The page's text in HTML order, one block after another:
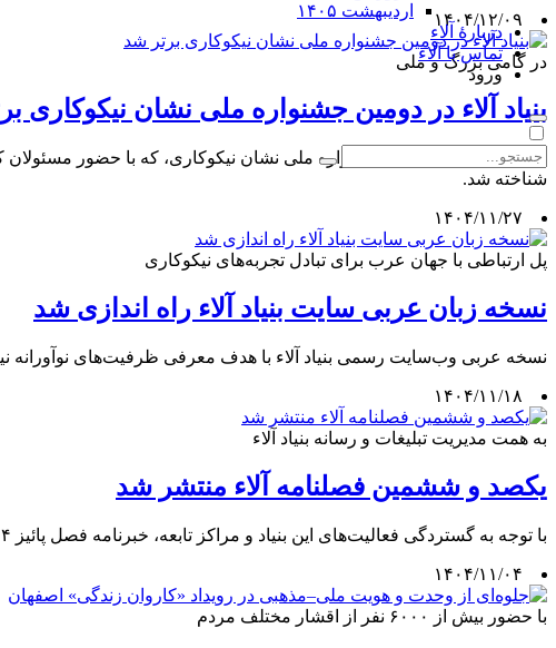
اردیبهشت ۱۴۰۵
دربارۀ آلاء
تماس با آلاء
ورود
۱۴۰۴/۱۲/۰۹
در گامی بزرگ و ملی
بنیاد آلاء در دومین جشنواره ملی نشان نیکوکاری
در آیین اختتامیه دومین جشنواره ملی نشان نیکوکاری، که با حضور
شناخته شد.
۱۴۰۴/۱۱/۲۷
پل ارتباطی با جهان عرب برای تبادل تجربه‌های نیکوکاری
نسخه زبان عربی سایت بنیاد آلاء راه اندازی شد
نسخه عربی وب‌سایت رسمی بنیاد آلاء با هدف معرفی ظرفیت‌های نوآورانه
۱۴۰۴/۱۱/۱۸
به همت مدیریت تبلیغات و رسانه بنیاد آلاء
یکصد و ششمین فصلنامه آلاء منتشر شد
با توجه به گستردگی فعالیت‌های این بنیاد و مراکز تابعه، خبرنامه فصل پائیز ۱۴۰۴ به عنوان «فصلنامه آلاء» با شرح مختصری از فعالیت‌های انجام شده بنیاد آلاء و مراکز تابعه منتشر شد.
۱۴۰۴/۱۱/۰۴
با حضور بیش از ۶۰۰۰ نفر از اقشار مختلف مردم